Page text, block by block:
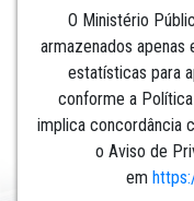
O Ministério
armazenados
estatísticas para
conforme a
implica concordância
o Aviso de
em
Institucional
Comunicação